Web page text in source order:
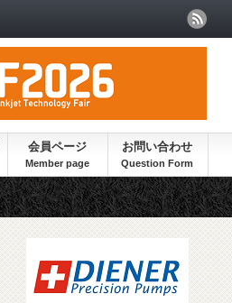
会員ページ お問い合わせ